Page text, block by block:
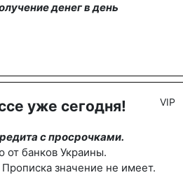
денег в день
уже сегодня!
с просрочками.
банков Украины.
значение не имеет.
VIP